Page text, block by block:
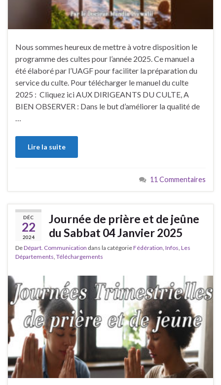
Nous sommes heureux de mettre à votre disposition le
programme des cultes pour l’année 2025. Ce manuel a
été élaboré par l’UAGF pour faciliter la préparation du
service du culte. Pour télécharger le manuel du culte
2025 : Cliquez ici AUX DIRIGEANTS DU CULTE, A
BIEN OBSERVER : Dans le but d’améliorer la qualité de
…
Lire la suite
11 Commentaires
DÉC
22
2024
Journée de prière et de jeûne
du Sabbat 04 Janvier 2025
DeDépart. Communication dans la catégorieFédération Infos Les
Départements Téléchargements